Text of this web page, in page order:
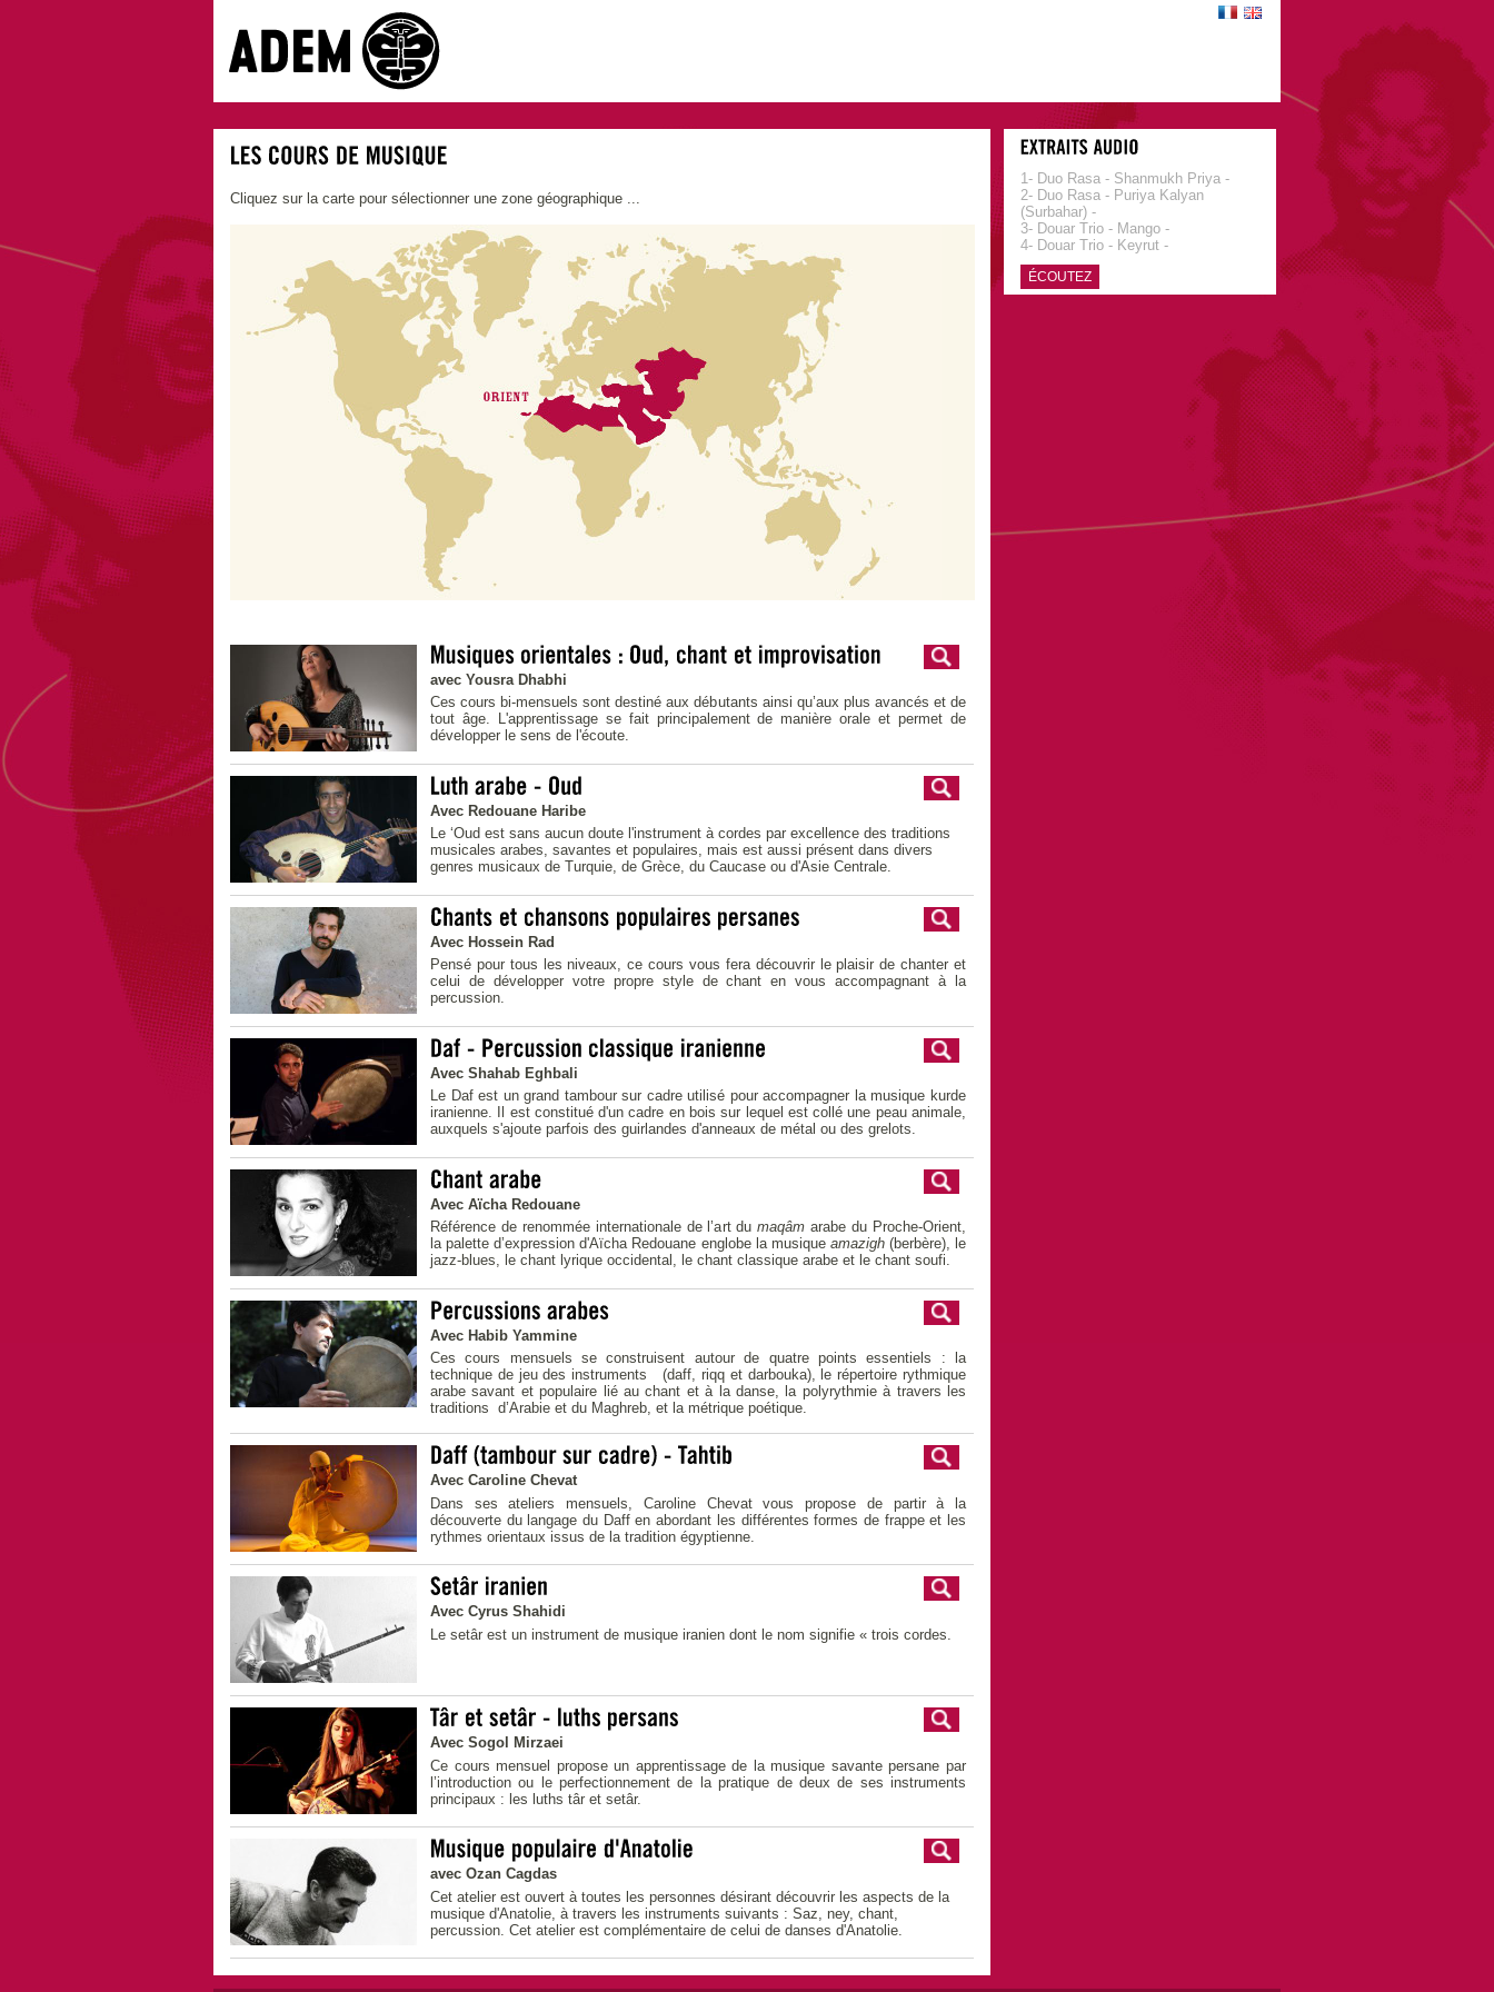
Cliquez sur la carte pour sélectionner une zone géographique ...
avec Yousra Dhabhi
Ces cours bi-mensuels sont destiné aux débutants ainsi qu’aux plus avancés et de
tout âge. L'apprentissage se fait principalement de manière orale et permet de
développer le sens de l'écoute.
Avec Redouane Haribe
Le ‘Oud est sans aucun doute l'instrument à cordes par excellence des traditions
musicales arabes, savantes et populaires, mais est aussi présent dans divers
genres musicaux de Turquie, de Grèce, du Caucase ou d'Asie Centrale.
Avec Hossein Rad
Pensé pour tous les niveaux, ce cours vous fera découvrir le plaisir de chanter et
celui de développer votre propre style de chant en vous accompagnant à la
percussion.
Avec Shahab Eghbali
Le Daf est un grand tambour sur cadre utilisé pour accompagner la musique kurde
iranienne. Il est constitué d'un cadre en bois sur lequel est collé une peau animale,
auxquels s'ajoute parfois des guirlandes d'anneaux de métal ou des grelots.
Avec Aïcha Redouane
Référence de renommée internationale de l’art dumaqâmarabe du Proche-Orient,
la palette d’expression d'Aïcha Redouane englobe la musique amazigh(berbère), le
jazz-blues, le chant lyrique occidental, le chant classique arabe et le chant soufi.
Avec Habib Yammine
Ces cours mensuels se construisent autour de quatre points essentiels : la
technique de jeu des instruments (daff, riqq et darbouka), le répertoire rythmique
arabe savant et populaire lié au chant et à la danse, la polyrythmie à travers les
traditions d’Arabie et du Maghreb, et la métrique poétique.
Avec Caroline Chevat
Dans ses ateliers mensuels, Caroline Chevat vous propose de partir à la
découverte du langage du Daff en abordant les différentes formes de frappe et les
rythmes orientaux issus de la tradition égyptienne.
Avec Cyrus Shahidi
Le setâr est un instrument de musique iranien dont le nom signifie « trois cordes.
Avec Sogol Mirzaei
Ce cours mensuel propose un apprentissage de la musique savante persane par
l’introduction ou le perfectionnement de la pratique de deux de ses instruments
principaux : les luths târ et setâr.
avec Ozan Cagdas
Cet atelier est ouvert à toutes les personnes désirant découvrir les aspects de la
musique d'Anatolie, à travers les instruments suivants : Saz, ney, chant,
percussion. Cet atelier est complémentaire de celui de danses d'Anatolie.
1- Duo Rasa - Shanmukh Priya -
2- Duo Rasa - Puriya Kalyan
(Surbahar) -
3- Douar Trio - Mango -
4- Douar Trio - Keyrut -
ÉCOUTEZ